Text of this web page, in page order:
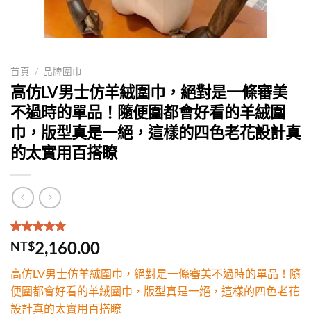
首頁 / 品牌圍巾
高仿LV男士仿羊絨圍巾，絕對是一條審美
不過時的單品！隨便圍都會好看的羊絨圍
巾，版型真是一絕，這樣的四色老花設計真
的太實用百搭瞭
評分5.00 /
5，已有
1
位
分
NT$2,160.00
高仿LV男士仿羊絨圍巾，絕對是一條審美不過時的單品！隨
便圍都會好看的羊絨圍巾，版型真是一絕，這樣的四色老花
設計真的太實用百搭瞭